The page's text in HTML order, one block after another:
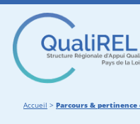
Accueil > Parcours & pertinence